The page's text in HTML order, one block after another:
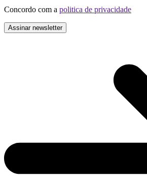
Concordo com a politica de privacidade